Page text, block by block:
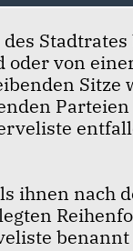
oder von
Sitze
ihnen nach